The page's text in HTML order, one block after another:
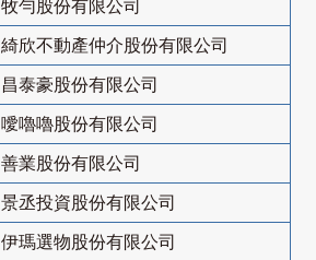
牧勻股份有限公司
綺欣不動產仲介股份有限公司
昌泰豪股份有限公司
噯嚕嚕股份有限公司
善業股份有限公司
景丞投資股份有限公司
伊瑪選物股份有限公司